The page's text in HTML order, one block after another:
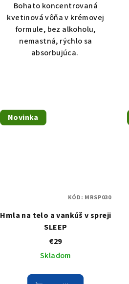
Bohato koncentrovaná
kvetinová vôňa v krémovej
formule, bez alkoholu,
nemastná, rýchlo sa
absorbujúca.
Novinka
Hmla na telo a vankúš v spreji
SLEEP
€29
Skladom
KÓD: MRSP030